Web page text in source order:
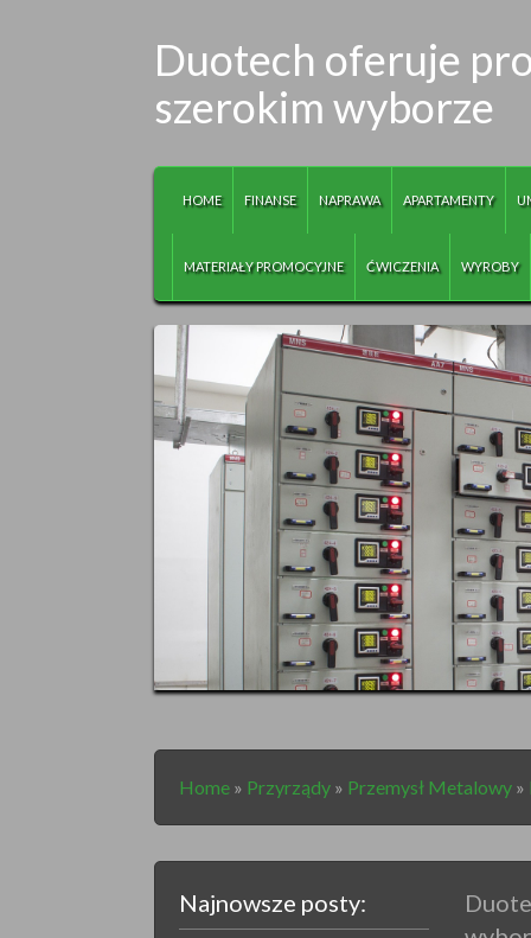
Duotech oferuje
szerokim wyborze
HOME FINANSE NAPRAWA APARTAMENTY
MATERIAŁY PROMOCYJNE ĆWICZENIA WYROBY
Home » Przyrządy » Przemysł Metalowy »
Najnowsze posty: